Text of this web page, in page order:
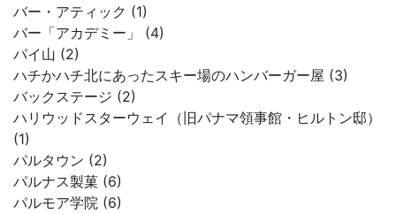
バー・アティック (1)
バー「アカデミー」 (4)
パイ山 (2)
ハチかハチ北にあったスキー場のハンバーガー屋 (3)
バックステージ (2)
ハリウッドスターウェイ（旧パナマ領事館・ヒルトン邸）
(1)
パルタウン (2)
パルナス製菓 (6)
パルモア学院 (6)